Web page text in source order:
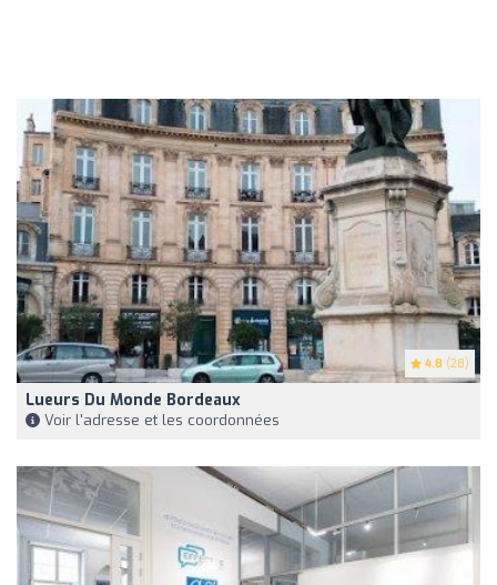
4.8 (28)
Lueurs Du Monde Bordeaux
Voir l'adresse et les coordonnées